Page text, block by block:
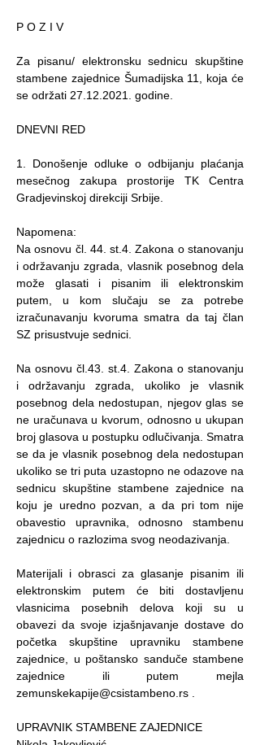
P O Z I V
Za pisanu/ elektronsku sednicu skupštine
stambene zajednice Šumadijska 11, koja će
se održati 27.12.2021 . godine.
DNEVNI RED
1. Donošenje odluke o odbijanju plaćanja
mesečnog zakupa prostorije TK Centra
Gradjevinskoj direkciji Srbije.
Napomena:
Na osnovu čl. 44. st.4. Zakona o stanovanju
i održavanju zgrada, vlasnik posebnog dela
može glasati i pisanim ili elektronskim
putem, u kom slučaju se za potrebe
izračunavanju kvoruma smatra da taj član
SZ prisustvuje sednici.
Na osnovu čl.43. st.4. Zakona o stanovanju
i održavanju zgrada, ukoliko je vlasnik
posebnog dela nedostupan, njegov glas se
ne uračunava u kvorum, odnosno u ukupan
broj glasova u postupku odlučivanja. Smatra
se da je vlasnik posebnog dela nedostupan
ukoliko se tri puta uzastopno ne odazove na
sednicu skupštine stambene zajednice na
koju je uredno pozvan, a da pri tom nije
obavestio upravnika, odnosno stambenu
zajednicu o razlozima svog neodazivanja.
Materijali i obrasci za glasanje pisanim ili
elektronskim putem će biti dostavljenu
vlasnicima posebnih delova koji su u
obavezi da svoje izjašnjavanje dostave do
početka skupštine upravniku stambene
zajednice, u poštansko sanduče stambene
zajednice ili putem mejla
zemunskekapije@csistambeno.rs
UPRAVNIK STAMBENE ZAJEDNICE